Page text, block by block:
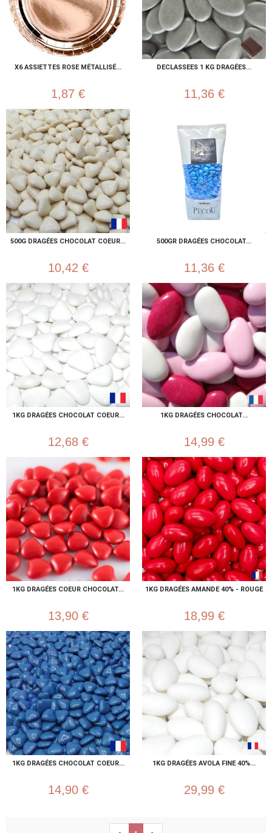
X6 ASSIETTES ROSE MÉTALLISÉ...
1,87 €
DECLASSEES 1 KG DRAGÉES...
11,36 €
500G DRAGÉES CHOCOLAT COEUR...
10,42 €
500GR DRAGÉES CHOCOLAT...
11,36 €
1KG DRAGÉES CHOCOLAT COEUR...
12,68 €
1KG DRAGÉES CHOCOLAT...
14,99 €
1KG DRAGÉES COEUR CHOCOLAT...
13,90 €
1KG DRAGÉES AMANDE 40% - ROUGE
18,99 €
1KG DRAGÉES CHOCOLAT COEUR...
14,90 €
1KG DRAGÉES AVOLA FINE 40%...
29,99 €